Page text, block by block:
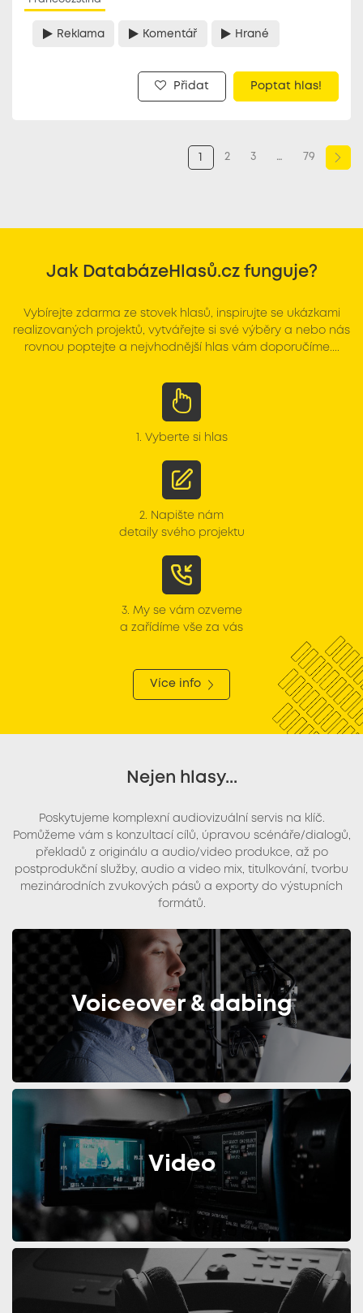
Reklama Komentář Hrané
Přidat Poptat hlas!
2 3 … 79
Jak DatabázeHlasů.cz funguje?
Vybírejte zdarma ze stovek hlasů, inspirujte se ukázkami
realizovaných projektů, vytvářejte si své výběry a nebo nás
rovnou poptejte a nejvhodnější hlas vám doporučíme....
Vyberte si hlas
2.
Napište nám
detaily svého projektu
3.
My se vám ozveme
a zařídíme vše za vás
Více info
Nejen hlasy...
Poskytujeme komplexní audiovizuální servis na klíč.
Pomůžeme vám s konzultací cílů, úpravou scénáře/dialogů,
překladů z originálu a audio/video produkce, až po
postprodukční služby, audio a video mix, titulkování, tvorbu
mezinárodních zvukových pásů a exporty do výstupních
formátů.
Voiceover & dabing
Video